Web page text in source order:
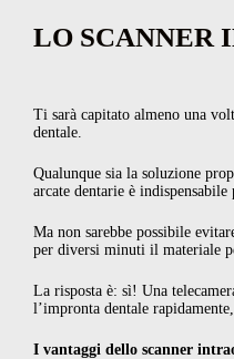
LO SCANNER
Ti sarà capitato almeno una
dentale.
Qualunque sia la soluzione
arcate dentarie è
Ma non sarebbe possibile
per diversi minuti il materiale
La risposta è: sì! Una
l’impronta dentale
I vantaggi dello scanner